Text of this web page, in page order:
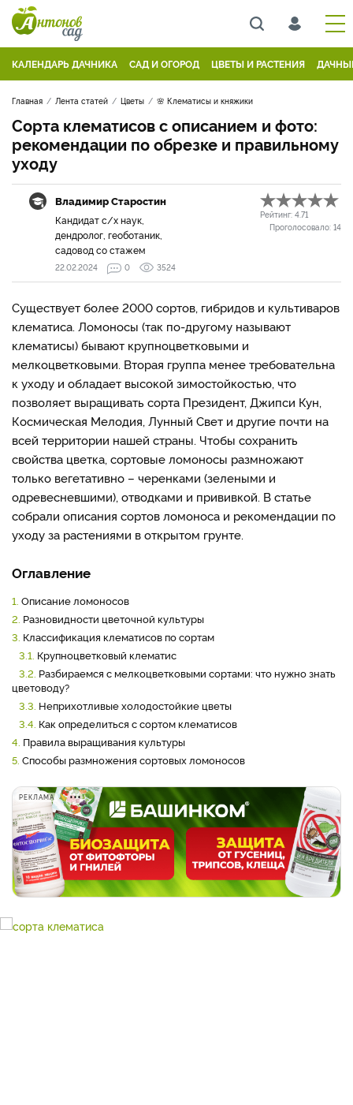
КАЛЕНДАРЬ ДАЧНИКА САД И ОГОРОД ЦВЕТЫ И РАСТЕНИЯ
Главная Лента статей Цветы 🌸 Клематисы и княжики
Сорта клематисов с описанием и фото:
рекомендации по обрезке и правильному
уходу
Владимир Старостин
Кандидат с/х наук,
дендролог, геоботаник,
садовод со стажем
Рейтинг: 4.71
Проголосовало: 14
22.02.2024 0 3524
Существует более 2000 сортов, гибридов и культиваров
клематиса. Ломоносы (так по-другому называют
клематисы) бывают крупноцветковыми и
мелкоцветковыми. Вторая группа менее требовательна
к уходу и обладает высокой зимостойкостью, что
позволяет выращивать сорта Президент, Джипси Кун,
Космическая Мелодия, Лунный Свет и другие почти на
всей территории нашей страны. Чтобы сохранить
свойства цветка, сортовые ломоносы размножают
только вегетативно – черенками (зелеными и
одревесневшими), отводками и прививкой. В статье
собрали описания сортов ломоноса и рекомендации по
уходу за растениями в открытом грунте.
Оглавление
1. Описание ломоносов
2. Разновидности цветочной культуры
3. Классификация клематисов по сортам
3.1. Крупноцветковый клематис
3.2. Разбираемся с мелкоцветковыми сортами: что нужно знать
цветоводу?
3.3. Неприхотливые холодостойкие цветы
3.4. Как определиться с сортом клематисов
4. Правила выращивания культуры
5. Способы размножения сортовых ломоносов
РЕКЛАМА